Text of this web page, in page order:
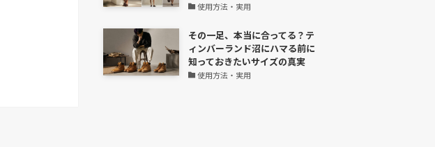
使用方法・実用
その一足、本当に合ってる？テ
ィンバーランド沼にハマる前に
知っておきたいサイズの真実
使用方法・実用